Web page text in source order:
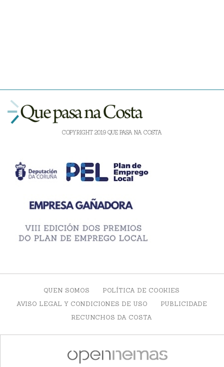
COPYRIGHT 2019 QUE PASA NA COSTA
QUEN SOMOS
POLÍTICA DE COOKIES
AVISO LEGAL Y CONDICIONES DE USO
PUBLICIDADE
RECUNCHOS DA COSTA